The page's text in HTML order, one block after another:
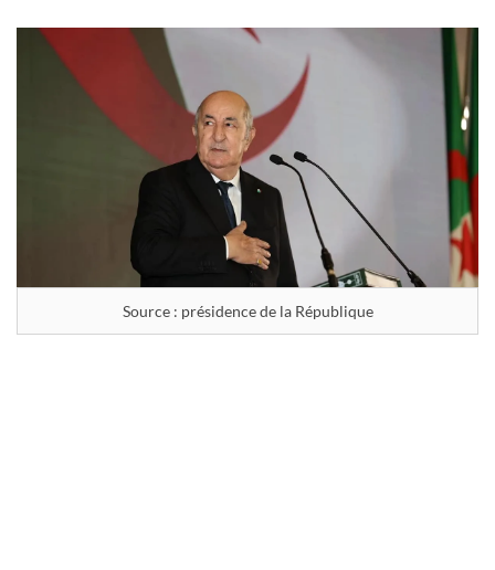
Source : présidence de la République